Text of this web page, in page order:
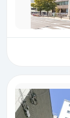
み検索
み検索
み検索
み検索